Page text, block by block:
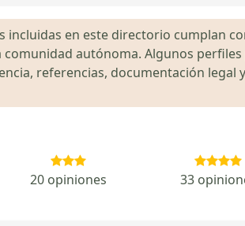
en este directorio cumplan
autónoma. Algunos
referencias, documentación
20 opiniones 33